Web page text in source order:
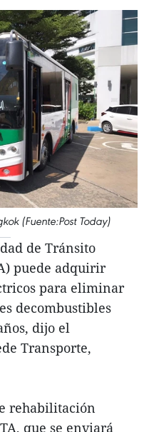
(Fuente:Post Today)
de Tránsito
puede adquirir
para eliminar
decombustibles
dijo el
Transporte,
rehabilitación
que se enviará